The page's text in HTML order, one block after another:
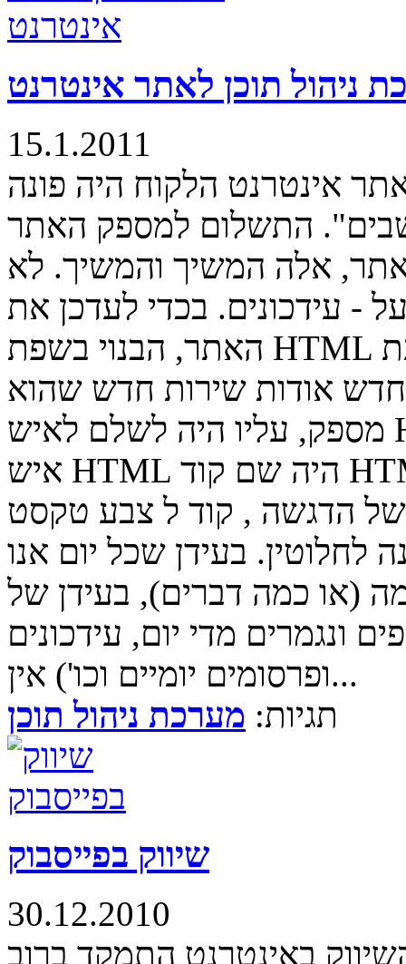
ניהול תוכן לאתר אינטרנט
15.1.2011
אינטרנט הלקוח היה פונה
התשלום למספק האתר
אלה המשיך והמשיך. לא
- עידכונים. בכדי לעדכן את
האתר, הבנוי בשפת HTML כמובן - צריך לדעת HTML. למשל,
אודות שירות חדש שהוא
מספק, עליו היה לשלם לאיש HTML שיבנה לו את הדף הזה. או
איש HTML היה שם קוד HTML של כותרת עמוד, קוד של
של הדגשה , קוד ל צבע טקסט
לחלוטין. בעידן שכל יום אנו
(או כמה דברים), בעידן של
ונגמרים מדי יום, עידכונים
ופרסומים יומיים וכו') אין...
תגיות: מערכת ניהול תוכן
שיווק בפייסבוק
30.12.2010
באינטרנט התמקד ברוב